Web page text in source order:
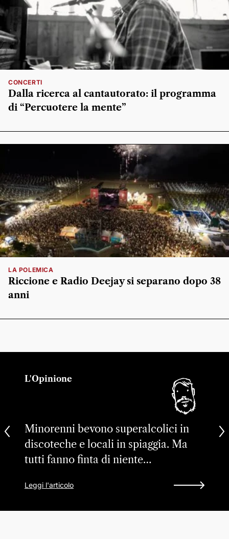
CONCERTI
Dalla ricerca al cantautorato: il programma
di “Percuotere la mente”
LA POLEMICA
Riccione e Radio Deejay si separano dopo 38
anni
L'Opinione
Minorenni bevono superalcolici in
discoteche e locali in spiaggia. Ma
tutti fanno finta di niente…
Leggi l'articolo